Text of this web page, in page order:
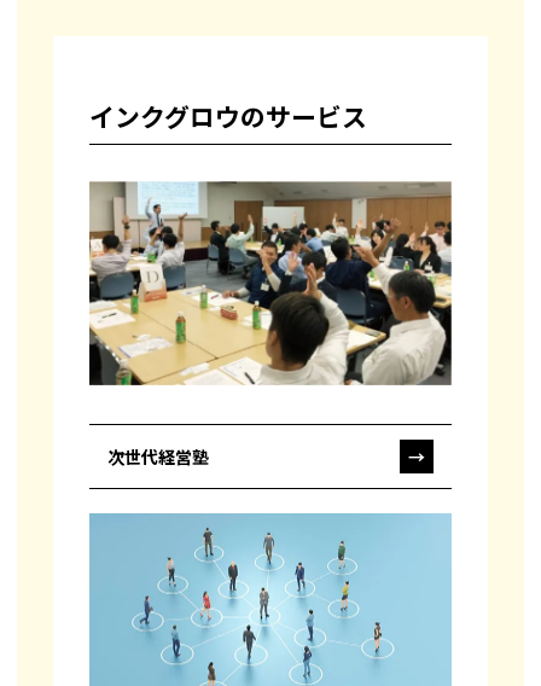
インクグロウのサービス
次世代経営塾 →